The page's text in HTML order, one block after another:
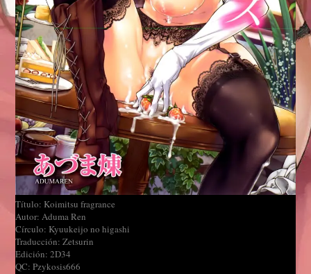
Título: Koimitsu fragrance
Autor: Aduma Ren
Círculo: Kyuukeijo no higashi
Traducción: Zetsurin
Edición: 2D34
QC: Pzykosis666